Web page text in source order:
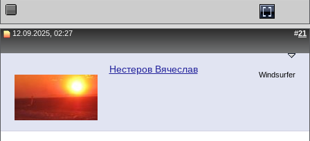
12.09.2025, 02:27 #21
Нестеров Вячеслав Windsurfer